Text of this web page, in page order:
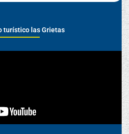
turístico las Grietas